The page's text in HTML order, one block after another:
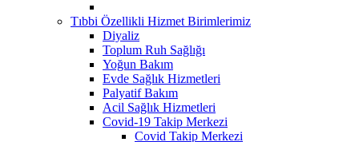
Tıbbi Özellikli Hizmet Birimlerimiz
Diyaliz
Toplum Ruh Sağlığı
Yoğun Bakım
Evde Sağlık Hizmetleri
Palyatif Bakım
Acil Sağlık Hizmetleri
Covid-19 Takip Merkezi
Covid Takip Merkezi